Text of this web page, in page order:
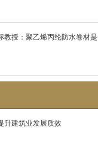
教授：聚乙烯丙纶防水卷材
升建筑业发展质效